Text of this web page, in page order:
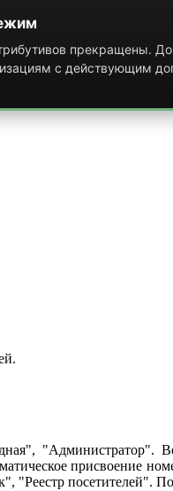
прекращены.
с действующим
"Администратор".
присвоение
посетителей".